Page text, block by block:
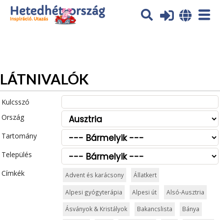
Az oldal sütiket (cookies) használ. További tájékoztatás itt:
Adatvédelmi tájékoztató
LÁTNIVALÓK
Kulcsszó
Ország
Tartomány
Település
Címkék
Advent és karácsony Állatkert
Alpesi gyógyterápia Alpesi út Alsó-Ausztria
Ásványok & Kristályok Bakancslista Bánya